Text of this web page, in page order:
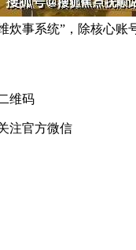
炊事系统”，除核心账
注官方微信